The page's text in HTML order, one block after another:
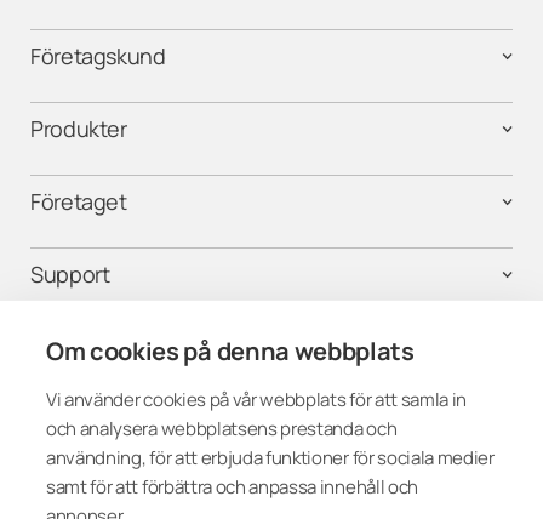
Om cookies på denna webbplats
Vi använder cookies på vår webbplats för att samla in
och analysera webbplatsens prestanda och
användning, för att erbjuda funktioner för sociala medier
samt för att förbättra och anpassa innehåll och
Företagskund
Produkter
Företaget
Support
Kontakta oss
Följ oss i sociala medier